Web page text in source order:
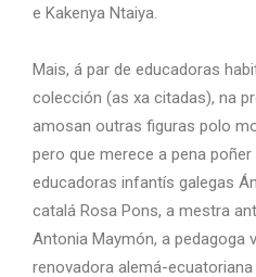
e Kakenya Ntaiya.
Mais, á par de educadoras
colección (as xa citadas), na
amosan outras figuras polo
pero que merece a pena
educadoras infantís galegas
catalá Rosa Pons, a mestra
Antonia Maymón, a pedagoga
renovadora alemá-ecuatoriana